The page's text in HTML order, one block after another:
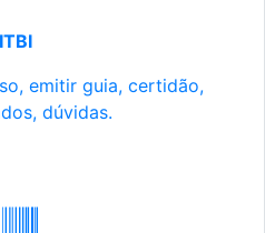
ITBI
emitir guia, certidão,
dúvidas.